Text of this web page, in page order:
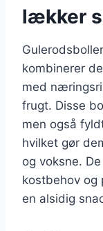
lækker
kombinerer
med
frugt. Disse
men også
hvilket gør
og voksne.
kostbehov og
en alsidig